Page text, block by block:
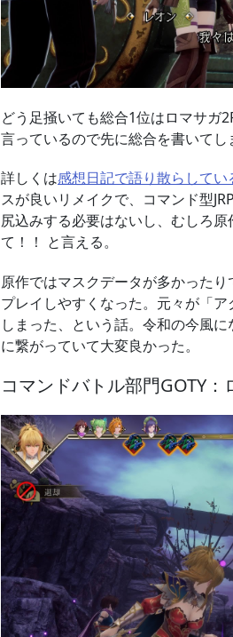
どう足掻いても総合1位はロマサガ
言っているので先に総合を書いてし
詳しくは感想日記で語り散らしてい
スが良いリメイクで、コマンド型
尻込みする必要はないし、むしろ
て！！ と言える。
原作ではマスクデータが多かった
プレイしやすくなった。元々が「
しまった、という話。令和の今風
に繋がっていて大変良かった。
コマンドバトル部門GOTY